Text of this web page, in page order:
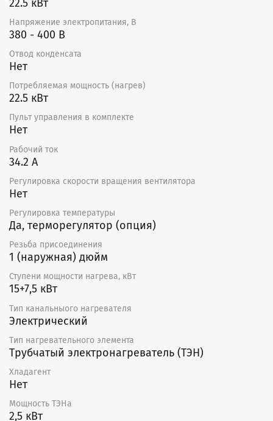
22.5 кВт
Напряжение электропитания, В
380 - 400 В
Отвод конденсата
Нет
Потребляемая мощность (нагрев)
22.5 кВт
Пульт управления в комплекте
Нет
Рабочий ток
34.2 А
Регулировка скорости вращения вентилятора
Нет
Регулировка температуры
Да, терморегулятор (опция)
Резьба присоединения
1 (наружная) дюйм
Ступени мощности нагрева, кВт
15+7,5 кВт
Тип канальныого нагревателя
Электрический
Тип нагревательного элемента
Трубчатый электронагреватель (ТЭН)
Хладагент
Нет
Мощность ТЭНа
2,5 кВт